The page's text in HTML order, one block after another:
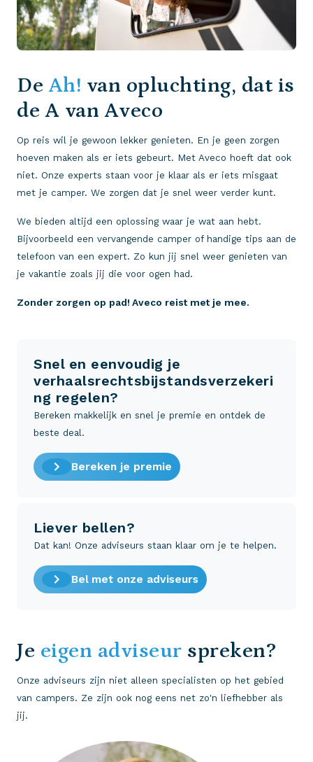
De Ah! van opluchting, dat is
de A van Aveco
Op reis wil je gewoon lekker genieten. En je geen zorgen
hoeven maken als er iets gebeurt. Met Aveco hoeft dat ook
niet. Onze experts staan voor je klaar als er iets misgaat
met je camper. We zorgen dat je snel weer verder kunt.
We bieden altijd een oplossing waar je wat aan hebt.
Bijvoorbeeld een vervangende camper of handige tips aan de
telefoon van een expert. Zo kun jij snel weer genieten van
je vakantie zoals jij die voor ogen had.
Zonder zorgen op pad! Aveco reist met je mee.
Snel en eenvoudig je
verhaalsrechtsbijstandsverzekeri
ng regelen?
Bereken makkelijk en snel je premie en ontdek de
beste deal.
Bereken je premie
Liever bellen?
Dat kan! Onze adviseurs staan klaar om je te helpen.
Bel met onze adviseurs
Je eigen adviseur spreken?
Onze adviseurs zijn niet alleen specialisten op het gebied
van campers. Ze zijn ook nog eens net zo'n liefhebber als
jij.